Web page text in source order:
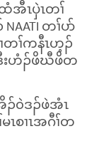
အီၤပှဲၤတၢ်
NAATI တၢ်ပာ်
တၢ်ကနီၤဟ့ၣ်
းဟံၣ်ဖိဃီဖိတ
ၣ်၀ဲဒၣ်ဖဲအံၤ
ၤစၢၤအဂီၢ်တ